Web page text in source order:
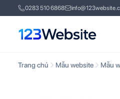
0283 510 6868
Trang chủ Mẫu website Mẫu